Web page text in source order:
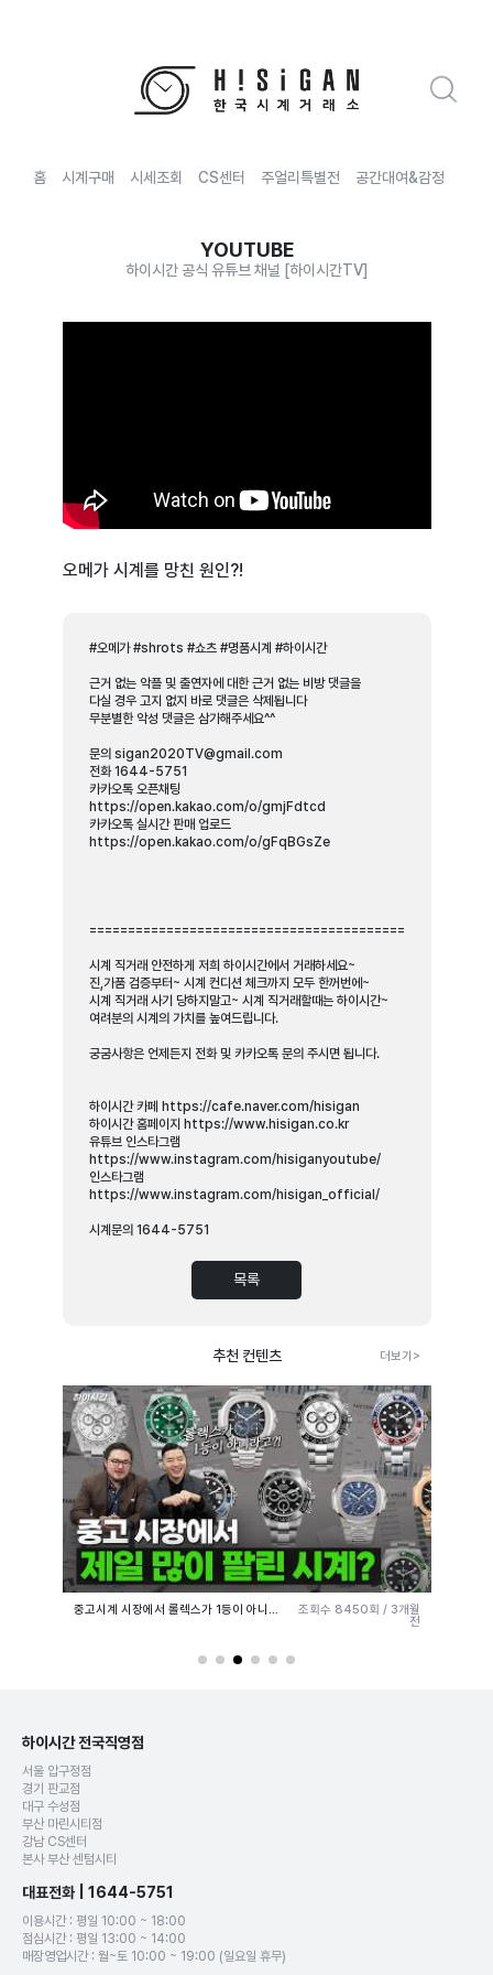
홈 시계구매 시세조회 CS센터 주얼리특별전 공간대여&감정
YOUTUBE
하이시간 공식 유튜브 채널 [하이시간TV]
오메가 시계를 망친 원인?!
#오메가 #shrots #쇼츠 #명품시계 #하이시간
근거 없는 악플 및 출연자에 대한 근거 없는 비방 댓글을
다실 경우 고지 없지 바로 댓글은 삭제됩니다
무분별한 악성 댓글은 삼가해주세요^^
문의 sigan2020TV@gmail.com
전화 1644-5751
카카오톡 오픈채팅
https://open.kakao.com/o/gmjFdtcd
카카오톡 실시간 판매 업로드
https://open.kakao.com/o/gFqBGsZe
시계 직거래 안전하게 저희 하이시간에서 거래하세요~
진,가품 검증부터~ 시계 컨디션 체크까지 모두 한꺼번에~
시계 직거래 사기 당하지말고~ 시계 직거래할때는 하이시간~
여려분의 시계의 가치를 높여드립니다.
궁굼사항은 언제든지 전화 및 카카오톡 문의 주시면 됩니다.
하이시간 카페 https://cafe.naver.com/hisigan
하이시간 홈페이지 https://www.hisigan.co.kr
유튜브 인스타그램
https://www.instagram.com/hisiganyoutube/
인스타그램
https://www.instagram.com/hisigan_official/
시계문의 1644-5751
목록
추천 컨텐츠 더보기>
중고시계 시장에서 롤렉스가 1등이 아니라고?! 데이터로 보는 중고시계 순위![하이시간TV] 조회수 8450회 / 3개월
전
하이시간 전국직영점
서울 압구정점
경기 판교점
대구 수성점
부산 마린시티점
강남 CS센터
본사 부산 센텀시티
대표전화 | 1644-5751
이용시간 : 평일 10:00 ~ 18:00
점심시간 : 평일 13:00 ~ 14:00
매장영업시간 : 월~토 10:00 ~ 19:00 (일요일 휴무)